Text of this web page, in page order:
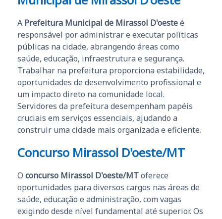
A Prefeitura Municipal de Mirassol D'oesteé
responsável por administrar e executar políticas
públicas na cidade, abrangendo áreas como
saúde, educação, infraestrutura e segurança.
Trabalhar na prefeitura proporciona estabilidade,
oportunidades de desenvolvimento profissional e
um impacto direto na comunidade local.
Servidores da prefeitura desempenham papéis
cruciais em serviços essenciais, ajudando a
construir uma cidade mais organizada e eficiente.
Concurso Mirassol D'oeste/MT
O concurso Mirassol D'oeste/MToferece
oportunidades para diversos cargos nas áreas de
saúde, educação e administração, com vagas
exigindo desde nível fundamental até superior. Os